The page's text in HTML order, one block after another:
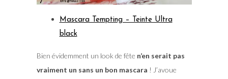
Mascara Tempting – Teinte Ultra
black
Bien évidemment un look de fête n’en serait pas
vraiment un sans un bon mascara ! J’avoue